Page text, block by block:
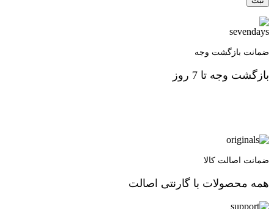
ضمانت بازگشت وجه
بازگشت وجه تا 7 روز
ضمانت اصالت کالا
همه محصولات با گارنتی اصالت